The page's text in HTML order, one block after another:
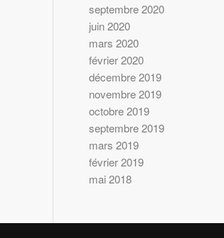
septembre 2020
juin 2020
mars 2020
février 2020
décembre 2019
novembre 2019
octobre 2019
septembre 2019
mars 2019
février 2019
mai 2018